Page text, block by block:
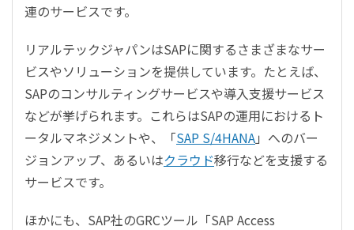
連のサービスです。
リアルテックジャパンはSAPに関するさまざまなサー
ビスやソリューションを提供しています。たとえば、
SAPのコンサルティングサービスや導入支援サービス
などが挙げられます。これらはSAPの運用におけるト
ータルマネジメントや、「SAP S/4HANA」へのバー
ジョンアップ、あるいはクラウド移行などを支援する
サービスです。
ほかにも、SAP社のGRCツール「SAP Access